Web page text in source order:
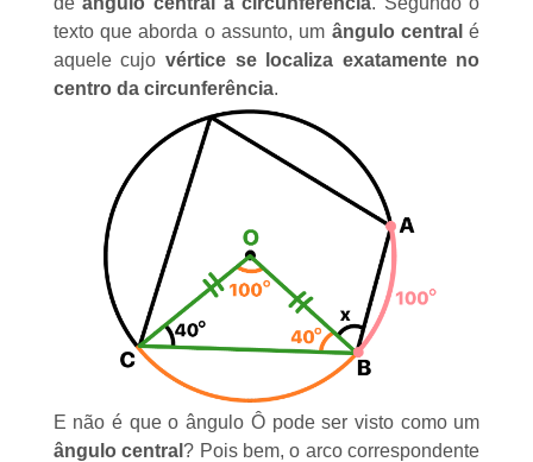
textoque aborda o assunto, um ângulo centralé
aquele cujo vértice se localiza exatamente no
centro da circunferência.
E não é que o ângulo Ô pode ser visto como um
ângulo central ? Pois bem, o arco correspondente